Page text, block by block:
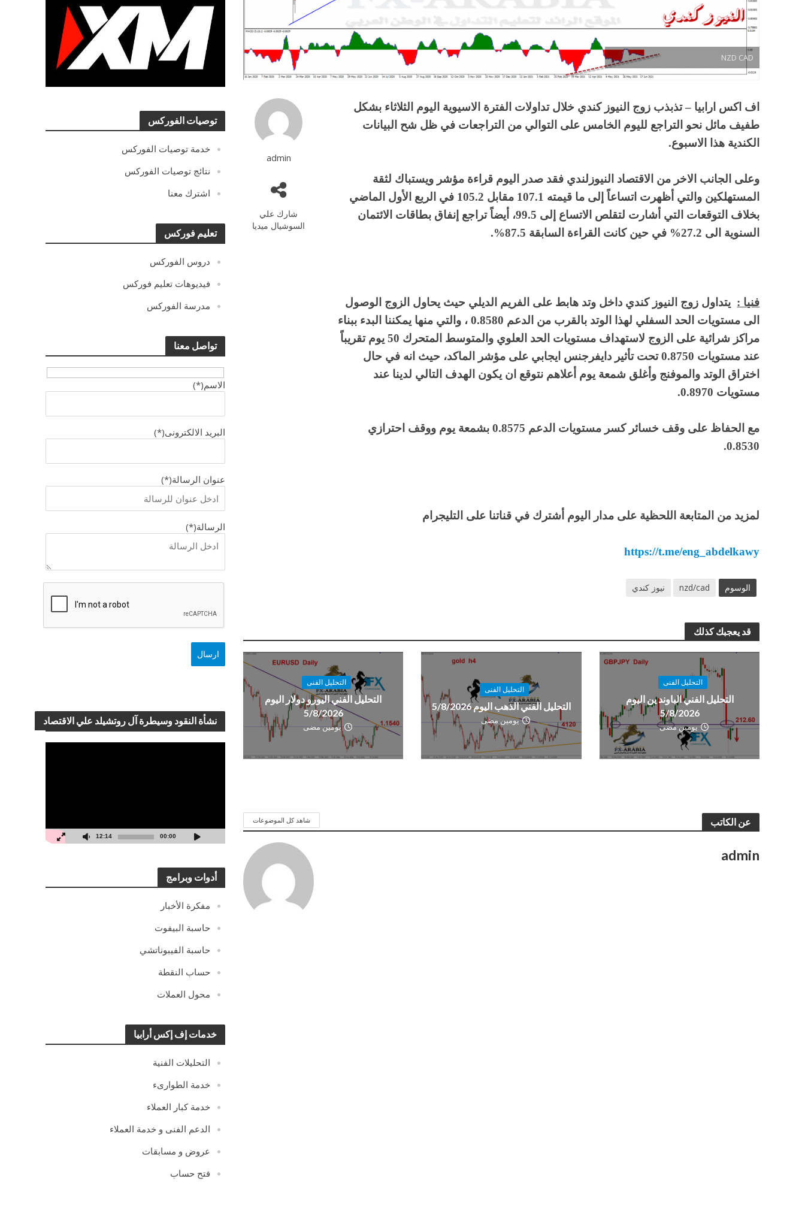
توصيات الفوركس
خدمة توصيات الفوركس
نتائج توصيات الفوركس
اشترك معنا
تعليم فوركس
دروس الفوركس
فيديوهات تعليم فوركس
مدرسة الفوركس
تواصل معنا
الاسم(*)
البريد الالكترونى(*)
عنوان الرسالة(*)
الرسالة(*)
نشأة النقود وسيطرة آل روتشيلد علي الاقتصاد
00:00
12:14
أدوات وبرامج
مفكرة الأخبار
حاسبة البيفوت
حاسبة الفيبوناتشي
حساب النقطة
محول العملات
خدمات إف إكس أرابيا
التحليلات الفنية
خدمة الطوارىء
خدمة كبار العملاء
الدعم الفنى و خدمة العملاء
عروض و مسابقات
فتح حساب
NZD CAD
admin
شارك علي
السوشيال ميديا
اف اكس ارابيا – تذبذب زوج النيوز كندي خلال تداولات الفترة الاسيوية اليوم الثلاثاء بشكل
طفيف مائل نحو التراجع لليوم الخامس على التوالي من التراجعات في ظل شح البيانات
الكندية هذا الاسبوع.
وعلى الجانب الاخر من الاقتصاد النيوزلندي فقد صدر اليوم قراءة مؤشر ويستباك لثقة
المستهلكين والتي أظهرت اتساعاً إلى ما قيمته 107.1 مقابل 105.2 في الربع الأول الماضي
بخلاف التوقعات التي أشارت لتقلص الاتساع إلى 99.5، أيضاً تراجع إنفاق بطاقات الائتمان
السنوية الى 27.2% في حين كانت القراءة السابقة 87.5%.
فنيا : يتداول زوج النيوز كندي داخل وتد هابط على الفريم الديلي حيث يحاول الزوج الوصول
الى مستويات الحد السفلي لهذا الوتد بالقرب من الدعم 0.8580 ، والتي منها يمكننا البدء ببناء
مراكز شرائية على الزوج لاستهداف مستويات الحد العلوي والمتوسط المتحرك 50 يوم تقريباً
عند مستويات 0.8750 تحت تأثير دايفرجنس ايجابي على مؤشر الماكد، حيث انه في حال
اختراق الوتد والموفنج وأغلق شمعة يوم أعلاهم نتوقع ان يكون الهدف التالي لدينا عند
مستويات 0.8970.
مع الحفاظ على وقف خسائر كسر مستويات الدعم 0.8575 بشمعة يوم ووقف احترازي
0.8530.
لمزيد من المتابعة اللحظية على مدار اليوم أشترك في قناتنا على التليجرام
https://t.me/eng_abdelkawy
الوسوم nzd/cad نيوز كندي
قد يعجبك كذلك
التحليل الفنى
التحليل الفني الباوند ين اليوم
5/8/2026
يومين مضى
التحليل الفنى
التحليل الفني الذهب اليوم 5/8/2026
يومين مضى
التحليل الفنى
التحليل الفني اليورو دولار اليوم
5/8/2026
يومين مضى
عن الكاتب شاهد كل الموضوعات
admin